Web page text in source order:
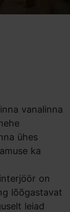
vanalinna
ühes
ka
on
lõõgastavat
leiad